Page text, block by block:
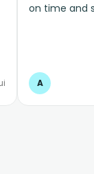
on time and
A